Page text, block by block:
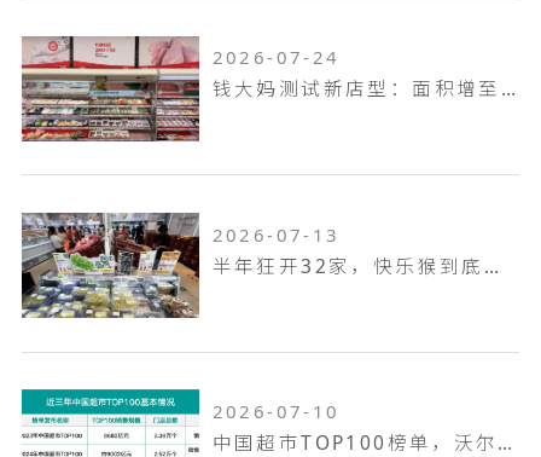
2026-07-24
钱大妈测试新店型：面积增至100平米，扩充熟食烘焙品类，放大自有品牌
2026-07-13
半年狂开32家，快乐猴到底是家什么样的门店
2026-07-10
中国超市TOP100榜单，沃尔玛何以越跑越远